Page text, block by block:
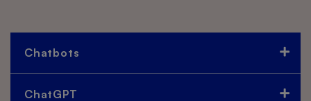
Chatbots
ChatGPT